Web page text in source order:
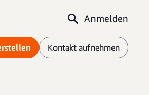
Anmelden
Kontakt aufnehmen